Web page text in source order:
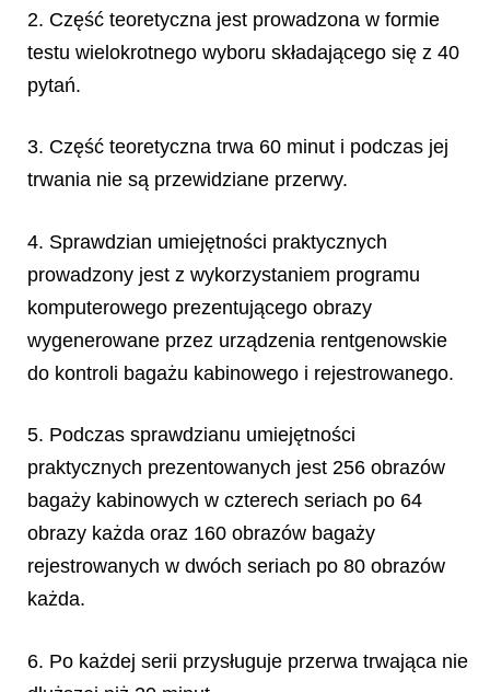
2. Część teoretyczna jest prowadzona w formie
testu wielokrotnego wyboru składającego się z 40
pytań.
3. Część teoretyczna trwa 60 minut i podczas jej
trwania nie są przewidziane przerwy.
4. Sprawdzian umiejętności praktycznych
prowadzony jest z wykorzystaniem programu
komputerowego prezentującego obrazy
wygenerowane przez urządzenia rentgenowskie
do kontroli bagażu kabinowego i rejestrowanego.
5. Podczas sprawdzianu umiejętności
praktycznych prezentowanych jest 256 obrazów
bagaży kabinowych w czterech seriach po 64
obrazy każda oraz 160 obrazów bagaży
rejestrowanych w dwóch seriach po 80 obrazów
każda.
6. Po każdej serii przysługuje przerwa trwająca nie